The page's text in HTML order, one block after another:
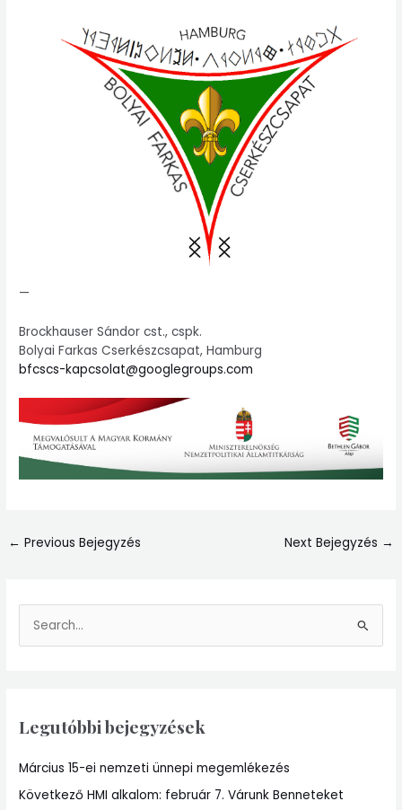
—
Brockhauser Sándor cst., cspk.
Bolyai Farkas Cserkészcsapat, Hamburg
bfcscs-kapcsolat@googlegroups.com
← Previous Bejegyzés Next Bejegyzés →
e
c
f
o
Legutóbbi bejegyzések
Március 15-ei nemzeti ünnepi megemlékezés
Következő HMI alkalom: február 7. Várunk Benneteket